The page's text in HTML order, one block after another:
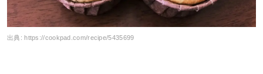
出典:https://cookpad.com/recipe/5435699